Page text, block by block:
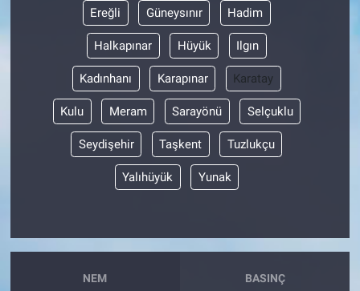
Ereğli Güneysınır Hadim
Halkapınar Hüyük Ilgın
Kadınhanı Karapınar Karatay
Kulu Meram Sarayönü Selçuklu
Seydişehir Taşkent Tuzlukçu
Yalıhüyük Yunak
NEM BASINÇ